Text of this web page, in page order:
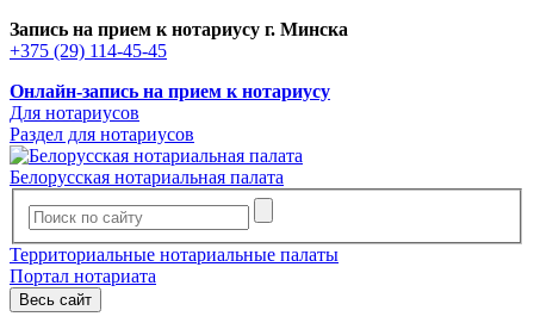
Запись на прием к нотариусу г. Минска
+375 (29) 114-45-45
Онлайн-запись на прием к нотариусу
Для нотариусов
Раздел для нотариусов
Белорусская нотариальная палата
Территориальные нотариальные палаты
Портал нотариата
Весь сайт